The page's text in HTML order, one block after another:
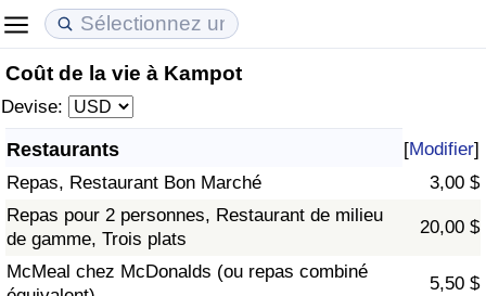
Coût de la vie à Kampot
Devise:
Restaurants [Modifier]
Repas, Restaurant Bon Marché
3,00 $
Repas pour 2 personnes, Restaurant de milieu
de gamme, Trois plats
20,00 $
McMeal chez McDonalds (ou repas combiné
5,50 $
Coût de la vie
Indice du Coût de la Vie
Indice du coût de la vie par pays
Prix de l'immobilier
Indice des Prix de l'immobilier
Indice des Prix de l'immobilier par Pays
Qualité de Vie
Indice de Qualité de Vie (Actuel)
Indice de qualité de vie par pays